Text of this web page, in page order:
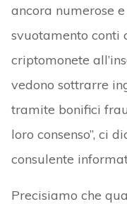
ancora numerose
svuotamento conti
criptomonete
vedono sottrarre
tramite bonifici
loro consenso”, ci
consulente
Precisiamo che